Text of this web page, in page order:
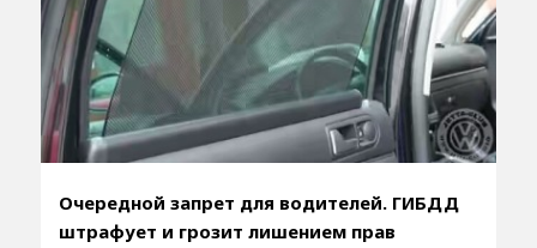
Очередной запрет для водителей. ГИБДД
штрафует и грозит лишением прав